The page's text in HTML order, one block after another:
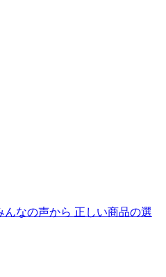
んなの声から 正しい商品の選